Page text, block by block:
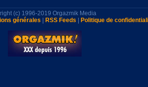
(c) 1996-2019 Orgazmik Media
générales RSS Feeds Politique de